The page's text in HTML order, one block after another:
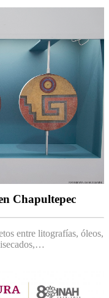
Chapultepec
entre litografías, óleos,